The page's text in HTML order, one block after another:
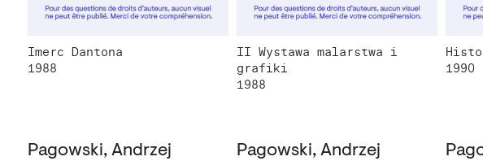
Imerc Dantona
1988
II Wystawa malarstwa i
grafiki
1988
1990
Pagowski, Andrzej Pagowski, Andrzej